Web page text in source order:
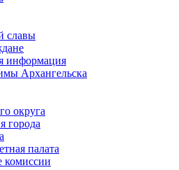
славы
информация
Архангельска
округа
города
палата
комиссии